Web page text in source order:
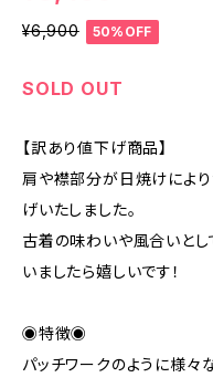
¥6,900 50%OFF
SOLD OUT
【訳あり値下げ商品】
肩や襟部分が日焼けによ
げいたしました。
古着の味わいや風合いとし
いましたら嬉しいです！
◉特徴◉
パッチワークのように様